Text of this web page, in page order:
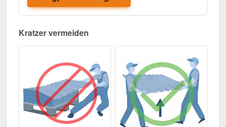
Kratzer vermeiden